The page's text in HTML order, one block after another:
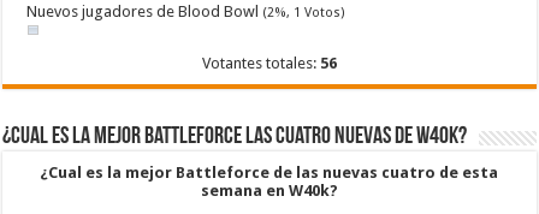
Nuevos jugadores de Blood Bowl (2%, 1 Votos)
Votantes totales: 56
¿Cual es la mejor Battleforce las cuatro nuevas de W40k?
¿Cual es la mejor Battleforce de las nuevas cuatro de esta
semana en W40k?